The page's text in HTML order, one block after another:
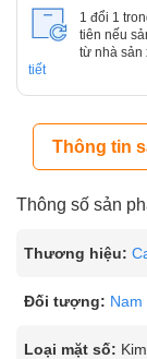
1 đổi 1
tiên nếu
từ nhà sản
tiết
Thông tin
Thông số sản
Thương hiệu:
Đối tượng: Nam
Loại mặt số: